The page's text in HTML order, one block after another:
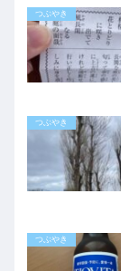
つぶやき
つぶやき
つぶやき